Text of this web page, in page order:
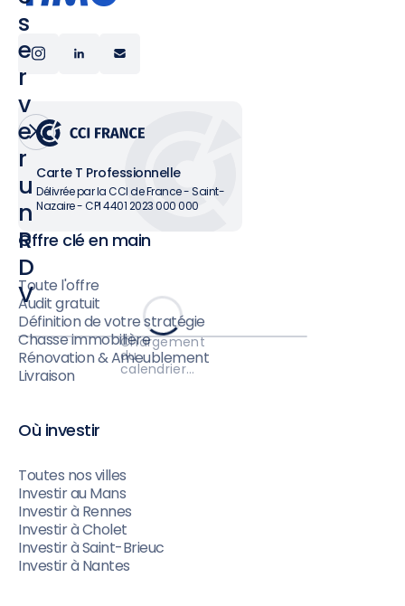
s
e
r
v
e
r
u
n
R
D
V
Chargement
du
calendrier…
Carte T Professionnelle
Délivrée par la CCI de France - Saint-
Nazaire - CPI 4401 2023 000 000
Offre clé en main
Toute l'offre
Audit gratuit
Définition de votre stratégie
Chasse immobilière
Rénovation & Ameublement
Livraison
Où investir
Toutes nos villes
Investir au Mans
Investir à Rennes
Investir à Cholet
Investir à Saint-Brieuc
Investir à Nantes